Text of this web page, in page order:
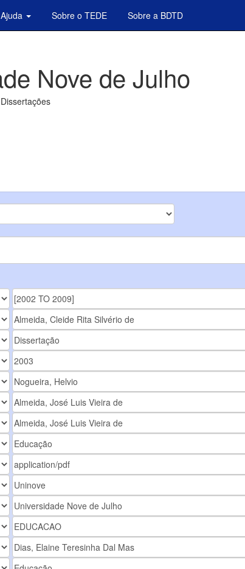
Ajuda Sobre o TEDE Sobre a BDTD
Nove de Julho